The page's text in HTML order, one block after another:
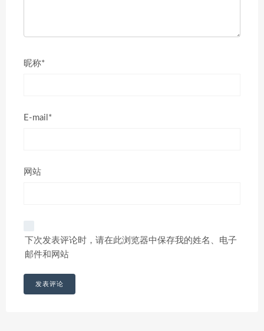
昵称*
E-mail*
网站
下次发表评论时，请在此浏览器中保存我的姓名、电子
邮件和网站